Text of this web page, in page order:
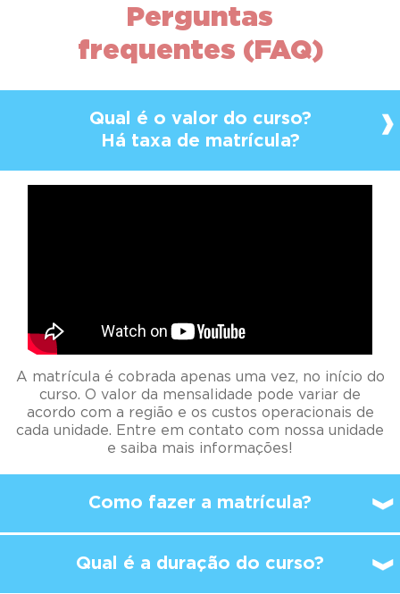
Perguntas
frequentes (FAQ)
Qual é o valor do curso?
Há taxa de matrícula?
A matrícula é cobrada apenas uma vez, no início do
curso. O valor da mensalidade pode variar de
acordo com a região e os custos operacionais de
cada unidade. Entre em contato com nossa unidade
e saiba mais informações!
Como fazer a matrícula?
Qual é a duração do curso?